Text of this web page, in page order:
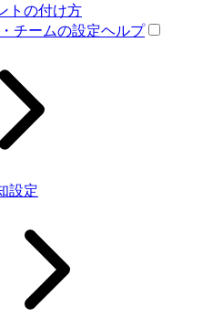
トの付け方
チームの設定ヘルプ
設定